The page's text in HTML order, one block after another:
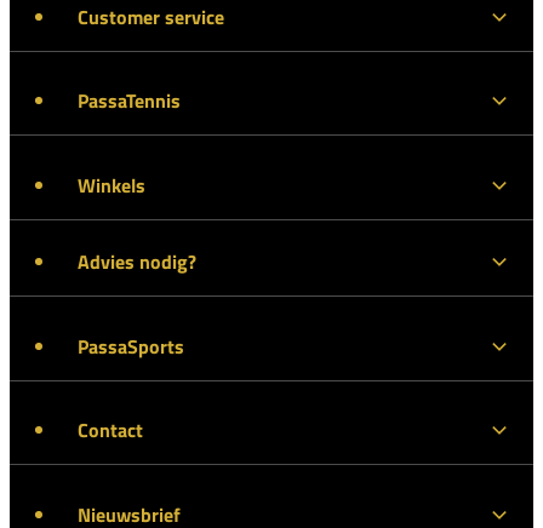
Customer service
PassaTennis
Winkels
Advies nodig?
PassaSports
Contact
Nieuwsbrief